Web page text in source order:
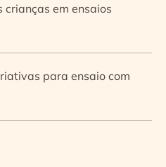
crianças em ensaios
para ensaio com